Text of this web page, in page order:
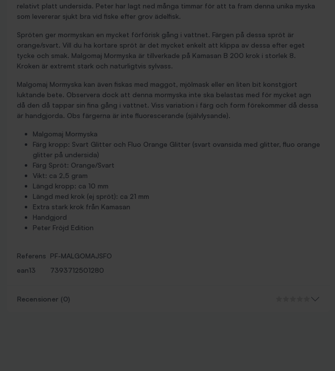
View large image
relativt platt undersida. Peter har lagt ned många timmar för att ta fram denna unika myska
som levererar sjukt bra vid fiske efter grov ädelfisk.
Spröten ger mormyskan en mycket förförisk gång i vattnet. Färgen på dessa spröt är
orange/svart. Vill du ha kortare spröt är det mycket enkelt att klippa av dessa efter eget
tycke och smak. Malgomaj Mormyska är tillverkade på Kamasan B 200 krok i storlek 8.
Kroken är extremt stark och naturligtvis sylvass.
Malgomaj Mormyska kan även fiskas med maggot, mjölmask eller en liten bit konstgjort
luktande bete. Observera dock att denna mormyska inte ska belastas med för mycket agn
då den då tappar sin fina gång i vattnet. Viss variation i färg och form förekommer då dessa
är handgjorda. Obs färgerna är inte fluorescerande (självlysande).
Malgomaj Mormyska
Färg kropp: Svart Glitter och Fluo Orange Glitter (svart ovansida med glitter, fluo orange
glitter på undersida)
Färg Spröt: Orange/Svart
Vikt: ca 2,5 gram
Längd kropp: ca 10 mm
Längd med krok (ej spröt): ca 21 mm
Extra stark krok från Kamasan
Handgjord
Peter Fröjd Edition
Referens PF-MALGOMAJSFO
ean13
7393712501280
Recensioner (0)